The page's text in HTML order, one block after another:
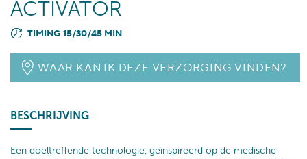
ACTIVATOR
TIMING 15/30/45 MIN
WAAR KAN IK DEZE VERZORGING VINDEN?
BESCHRIJVING
Een doeltreffende technologie, geïnspireerd op de medische